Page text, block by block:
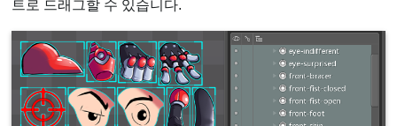
트로 드래그할 수 있습니다.